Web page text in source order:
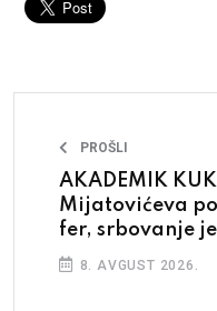
PROŠLI
AKADEMIK
Mijatovićeva
fer, srbovanje
države
8. AVGUST 2026.